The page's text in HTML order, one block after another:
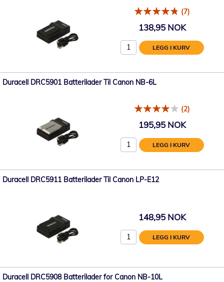
(7)
138,95 NOK
LEGG I KURV
Duracell DRC5901 Batterilader Til Canon NB-6L
(2)
195,95 NOK
LEGG I KURV
Duracell DRC5911 Batterilader Til Canon LP-E12
148,95 NOK
LEGG I KURV
Duracell DRC5908 Batterilader for Canon NB-10L